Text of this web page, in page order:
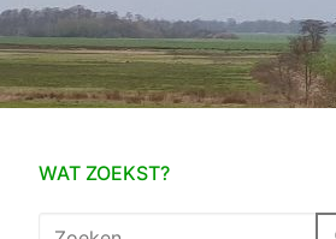
WAT ZOEKST?
Zoeken